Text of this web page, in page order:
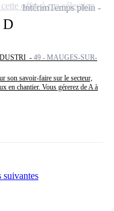
D
- 49 - MAUGES-SUR-
son savoir-faire sur le secteur,
en chantier. Vous gérerez de A à
IntérimTemps plein
offre à ma sélection